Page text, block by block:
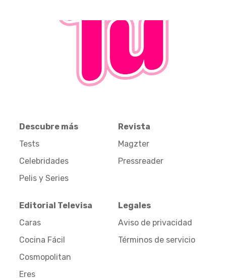
Descubre más
Tests
Celebridades
Pelis y Series
Revista
Magzter
Pressreader
Editorial Televisa
Caras
Cocina Fácil
Cosmopolitan
Eres
Legales
Aviso de privacidad
Términos de servicio